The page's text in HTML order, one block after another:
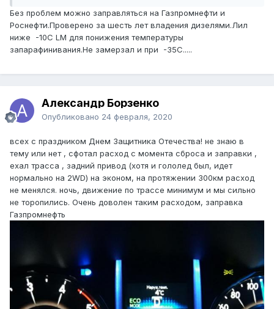
Без проблем можно заправляться на Газпромнефти и
Роснефти.Проверено за шесть лет владения дизелями.Лил
ниже -10С LM для понижения температуры
запарафинивания.Не замерзал и при -35С.....
Александр Борзенко
Опубликовано 24 февраля, 2020
всех с праздником Днем Защитника Отечества! не знаю в
тему или нет , сфотал расход с момента сброса и заправки ,
ехал трасса , задний привод (хотя и гололед был, идет
нормально на 2WD) на эконом, на протяжении 300км расход
не менялся. ночь, движение по трассе минимум и мы сильно
не торопились. Очень доволен таким расходом, заправка
Газпромнефть